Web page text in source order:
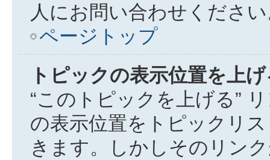
人にお問い合わせくださ
ページトップ
トピックの表示位置を上
“このトピックを上げる”
の表示位置をトピックリ
きます。しかしそのリン